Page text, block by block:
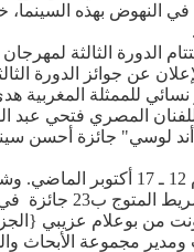
في النهوض بهذه
الثالثة لمهرجان
من الشهر الماضي، الإعلان عن
للممثلة المغربية
المصري فتحي عبد
لوسي" جائزة أحسن
أما طنجة، فقد شهدت تنظيم المهرجان المتوسطي
شريط " الحافة " للمخرج المغربي
من بوعلام عزيبي
مجموعة الأبحاث